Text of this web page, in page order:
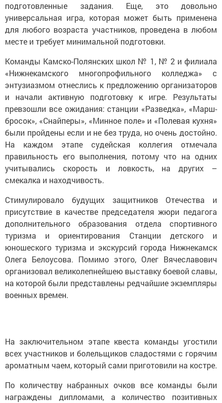
подготовленные задания. Еще, это довольно
универсальная игра, которая может быть применена
для любого возраста участников, проведена в любом
месте и требует минимальной подготовки.
Команды Камско-Полянских школ № 1, № 2 и филиала
«Нижнекамского многопрофильного колледжа» с
энтузиазмом отнеслись к предложению организаторов
и начали активную подготовку к игре. Результаты
превзошли все ожидания: станции «Разведка», «Марш-
бросок», «Снайперы», «Минное поле» и «Полевая кухня»
были пройдены если и не без труда, но очень достойно.
На каждом этапе судейская коллегия отмечала
правильность его выполнения, потому что на одних
учитывались скорость и ловкость, на других –
смекалка и находчивость.
Стимулировало будущих защитников Отечества и
присутствие в качестве председателя жюри педагога
дополнительного образования отдела спортивного
туризма и ориентирования Станции детского и
юношеского туризма и экскурсий города Нижнекамск
Олега Белоусова. Помимо этого, Олег Вячеславович
организовал великолепнейшею выставку боевой славы,
на которой были представлены редчайшие экземпляры
военных времен.
На заключительном этапе квеста команды угостили
всех участников и болельщиков сладостями с горячим
ароматным чаем, который сами приготовили на костре.
По количеству набранных очков все команды были
награждены дипломами, а количество позитивных